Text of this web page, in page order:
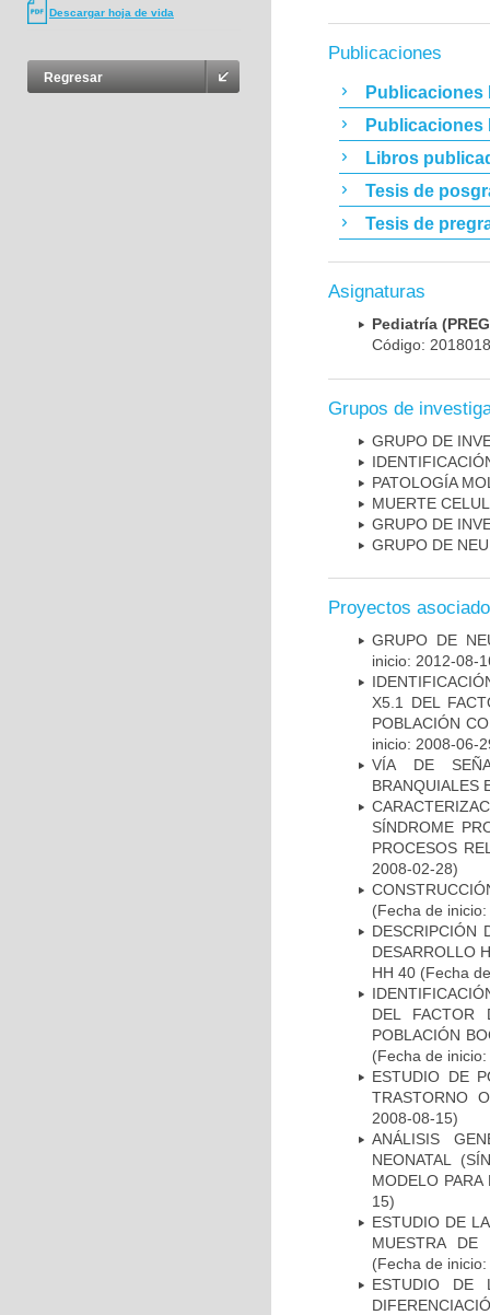
Descargar hoja de vida
Regresar
Publicaciones
Publicaciones
Publicaciones
Libros
Tesis de
Tesis de
Asignaturas
Pediatría
Código:
Grupos de
GRUPO DE
PATOLOGÍA
MUERTE
GRUPO DE
GRUPO DE
Proyectos
GRUPO DE
inicio: 2012-08-
X5.1 DEL
POBLACIÓN
inicio: 2008-06-
VÍA DE
BRANQUIALES
SÍNDROME
PROCESOS
2008-02-28)
(Fecha de
DESCRIPCIÓN
DESARROLLO
HH 40 (Fecha
DEL FACTOR
POBLACIÓN
(Fecha de
ESTUDIO DE
TRASTORNO
2008-08-15)
ANÁLISIS
NEONATAL
MODELO
15)
ESTUDIO DE
MUESTRA DE
(Fecha de
ESTUDIO DE